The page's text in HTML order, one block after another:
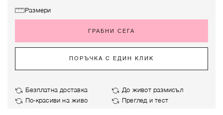
Размери
ГРАБНИ СЕГА
ПОРЪЧКА С ЕДИН КЛИК
Безплатна доставка
До живот размисъл
По-красиви на живо
Преглед и тест